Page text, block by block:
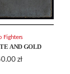
AND GOLD
zł
Fighters